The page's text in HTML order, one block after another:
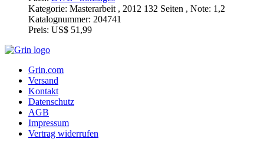
Kategorie: Masterarbeit , 2012 132 Seiten , Note: 1,2
Katalognummer: 204741
Preis: US$ 51,99
Grin.com
Versand
Kontakt
Datenschutz
AGB
Impressum
Vertrag widerrufen